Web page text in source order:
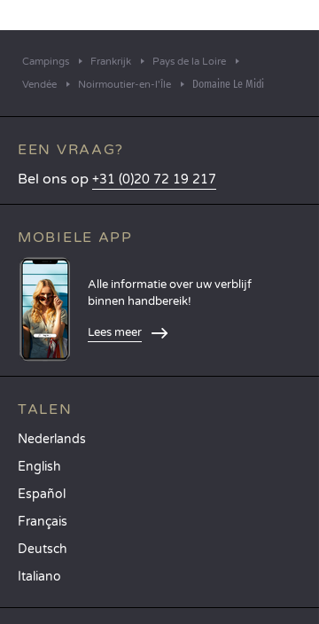
Campings Frankrijk
Pays de la Loire
Vendée
Noirmoutier-en-l'Île Domaine Le Midi
EEN VRAAG?
Bel ons op +31 (0)20 72 19 217
MOBIELE APP
Alle informatie over uw verblijf
binnen handbereik!
Lees meer
TALEN
Nederlands
English
Español
Français
Deutsch
Italiano